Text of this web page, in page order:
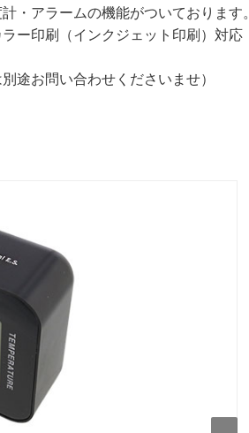
・アラームの機能がついております。
ー印刷（インクジェット印刷）対応
途お問い合わせくださいませ）